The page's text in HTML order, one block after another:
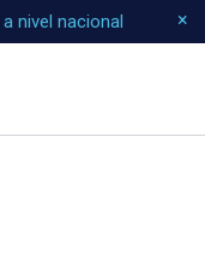
nivel nacional